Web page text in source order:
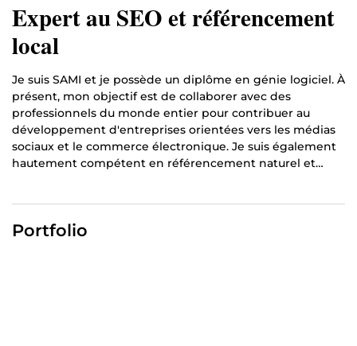
Expert au SEO et référencement
local
Je suis SAMI et je possède un diplôme en génie logiciel. À
présent, mon objectif est de collaborer avec des
professionnels du monde entier pour contribuer au
développement d'entreprises orientées vers les médias
sociaux et le commerce électronique. Je suis également
hautement compétent en référencement naturel et
années d'expérience à mon actif. Fort de ces
Portfolio